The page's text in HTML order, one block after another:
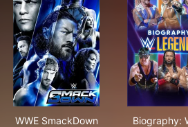
WWE SmackDown
Biography: